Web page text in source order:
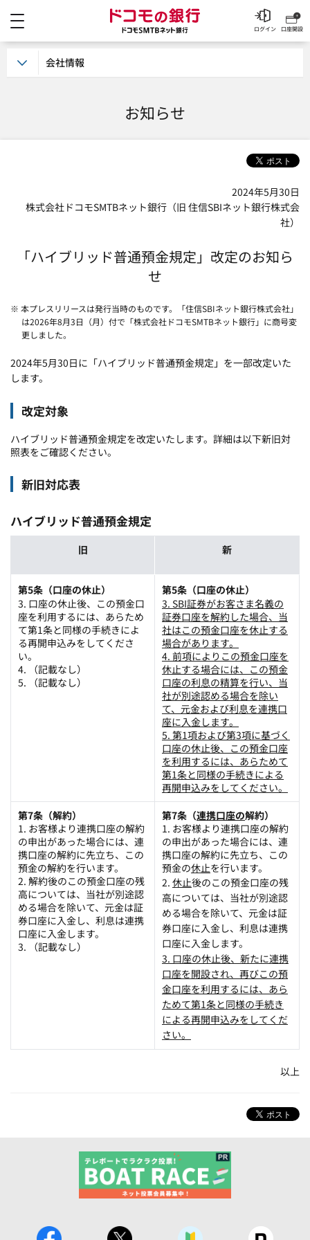
ドコモの銀行 ドコモ
口座開設
ログイン
お知らせ
2024年5月30日
株式会社ドコモSMTBネット銀行（旧 住信SBIネット銀行株式会
社）
「ハイブリッド普通預金規定」改定のお知ら
せ
※ 本プレスリリースは発行当時のものです。「住信SBIネット銀行株式会社」
は2026年8月3日（月）付で「株式会社ドコモSMTBネット銀行」に商号変
更しました。
2024年5月30日に「ハイブリッド普通預金規定」を一部改定いた
します。
改定対象
ハイブリッド普通預金規定を改定いたします。詳細は以下新旧対
照表をご確認ください。
新旧対応表
ハイブリッド普通預金規定
旧 新
第5条（口座の休止）
3. 口座の休止後、この預金口
座を利用するには、あらため
て第1条と同様の手続きによ
る再開申込みをしてくださ
い。
4. （記載なし）
5. （記載なし）
第5条（口座の休止）
3. SBI証券がお客さま名義の
証券口座を解約した場合、当
社はこの預金口座を休止する
場合があります。
4. 前項によりこの預金口座を
休止する場合には、この預金
口座の利息の精算を行い、当
社が別途認める場合を除い
て、元金および利息を連携口
座に入金します。
5. 第1項および第3項に基づく
口座の休止後、この預金口座
を利用するには、あらためて
第1条と同様の手続きによる
再開申込みをしてください。
第7条（解約）
1. お客様より連携口座の解約
の申出があった場合には、連
携口座の解約に先立ち、この
預金の解約を行います。
2. 解約後のこの預金口座の残
高については、当社が別途認
める場合を除いて、元金は証
券口座に入金し、利息は連携
口座に入金します。
3. （記載なし）
第7条（連携口座の解約）
1. お客様より連携口座の解約
の申出があった場合には、連
携口座の解約に先立ち、この
預金の休止を行います。
2. 休止後のこの預金口座の残
高については、当社が別途認
める場合を除いて、元金は証
券口座に入金し、利息は連携
口座に入金します。
3. 口座の休止後、新たに連携
口座を開設され、再びこの預
金口座を利用するには、あら
ためて第1条と同様の手続き
による再開申込みをしてくだ
さい。
以上
会社情報